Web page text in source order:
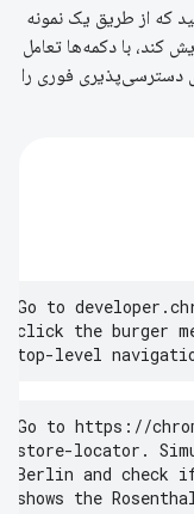
که از طریق یک نمونه
کند، با دکمه‌ها تعامل
دسترسی‌پذیری فوری را
Go to developer .
click the burger
top-level
Go to https : //
store-locator .
Berlin and check
shows the